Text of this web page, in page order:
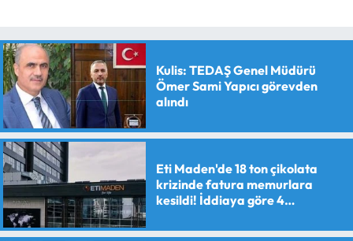
Kulis: TEDAŞ Genel Müdürü
Ömer Sami Yapıcı görevden
alındı
Eti Maden'de 18 ton çikolata
krizinde fatura memurlara
kesildi! İddiaya göre 4
verildi